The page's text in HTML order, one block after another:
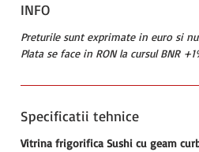
INFO
Preturile sunt exprimate in euro si
Plata se face in RON la cursul BNR
Specificatii tehnice
Vitrina frigorifica Sushi cu geam